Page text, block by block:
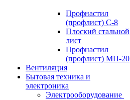
Профнастил
(профлист) С-8
Плоский стальной
лист
Профнастил
(профлист) МП-20
Вентиляция
Бытовая техника и
электроника
Электрооборудование